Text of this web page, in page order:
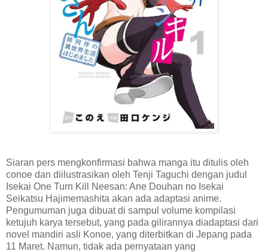
Siaran pers mengkonfirmasi bahwa manga itu ditulis oleh
conoe dan diilustrasikan oleh Tenji Taguchi dengan judul
Isekai One Turn Kill Neesan: Ane Douhan no Isekai
Seikatsu Hajimemashita akan ada adaptasi anime.
Pengumuman juga dibuat di sampul volume kompilasi
ketujuh karya tersebut, yang pada gilirannya diadaptasi dari
novel mandiri asli Konoe, yang diterbitkan di Jepang pada
11 Maret. Namun, tidak ada pernyataan yang